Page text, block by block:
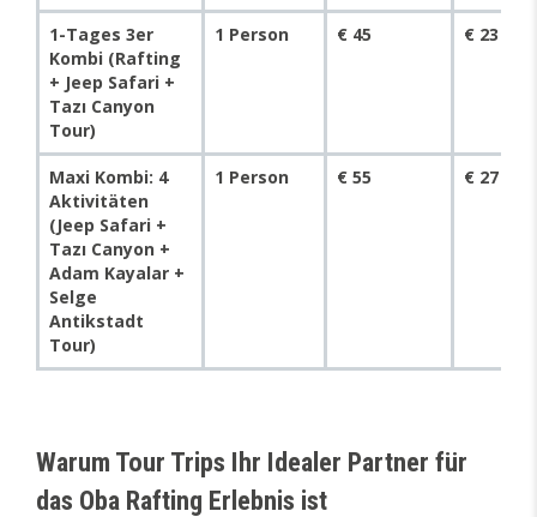
1-Tages 3er
Kombi (Rafting
+ Jeep Safari +
Tazı Canyon
Tour)
1 Person € 45 € 23
Maxi Kombi: 4
Aktivitäten
(Jeep Safari +
Tazı Canyon +
Adam Kayalar +
Selge
Antikstadt
Tour)
1 Person € 55 € 27
Warum Tour Trips Ihr Idealer Partner für
das Oba Rafting Erlebnis ist